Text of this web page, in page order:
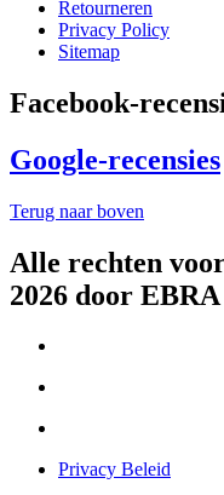
Retourneren
Privacy Policy
Sitemap
Facebook-
Google-recensies
Terug naar boven
Alle rechten
2026 door
Privacy Beleid